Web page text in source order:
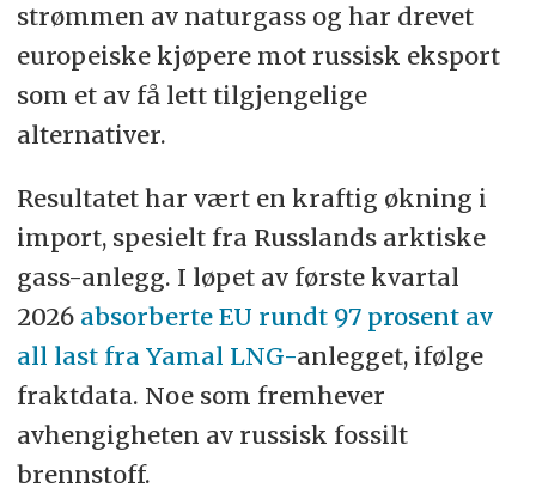
strømmen av naturgass og har drevet
europeiske kjøpere mot russisk eksport
som et av få lett tilgjengelige
alternativer.
Resultatet har vært en kraftig økning i
import, spesielt fra Russlands arktiske
gass-anlegg. I løpet av første kvartal
2026 absorberte EU rundt 97 prosent av
all last fra Yamal LNG-anlegget, ifølge
fraktdata. Noe som fremhever
avhengigheten av russisk fossilt
brennstoff.